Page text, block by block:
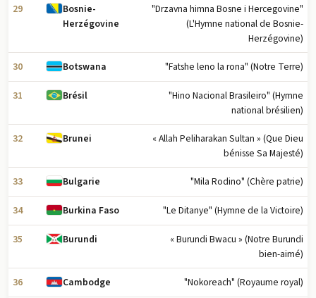
29
Bosnie-
Herzégovine
"Drzavna himna Bosne i Hercegovine"
(L'Hymne national de Bosnie-
Herzégovine)
30 Botswana "Fatshe leno la rona" (Notre Terre)
31 Brésil
"Hino Nacional Brasileiro" (Hymne
national brésilien)
32 Brunei
« Allah Peliharakan Sultan » (Que Dieu
bénisse Sa Majesté)
33 Bulgarie "Mila Rodino" (Chère patrie)
34 Burkina Faso "Le Ditanye" (Hymne de la Victoire)
35 Burundi
« Burundi Bwacu » (Notre Burundi
bien-aimé)
36 Cambodge "Nokoreach" (Royaume royal)